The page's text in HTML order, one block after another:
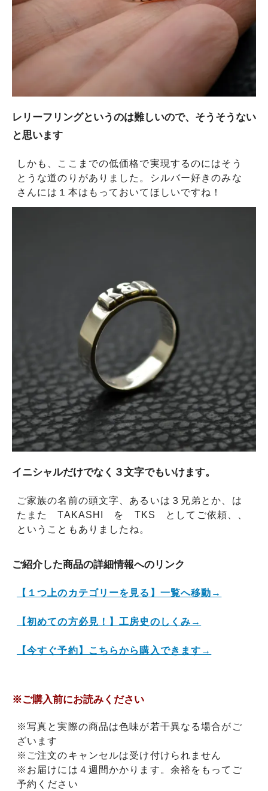
レリーフリングというのは難しいので、そうそうない
と思います
しかも、ここまでの低価格で実現するのにはそう
とうな道のりがありました。シルバー好きのみな
さんには１本はもっておいてほしいですね！
イニシャルだけでなく３文字でもいけます。
ご家族の名前の頭文字、あるいは３兄弟とか、は
たまた TAKASHI を TKS としてご依頼、、
ということもありましたね。
ご紹介した商品の詳細情報へのリンク
【１つ上のカテゴリーを見る】一覧へ移動→
【初めての方必見！】工房史のしくみ→
【今すぐ予約】こちらから購入できます→
※ご購入前にお読みください
※写真と実際の商品は色味が若干異なる場合がご
ざいます
※ご注文のキャンセルは受け付けられません
※お届けには４週間かかります。余裕をもってご
予約ください